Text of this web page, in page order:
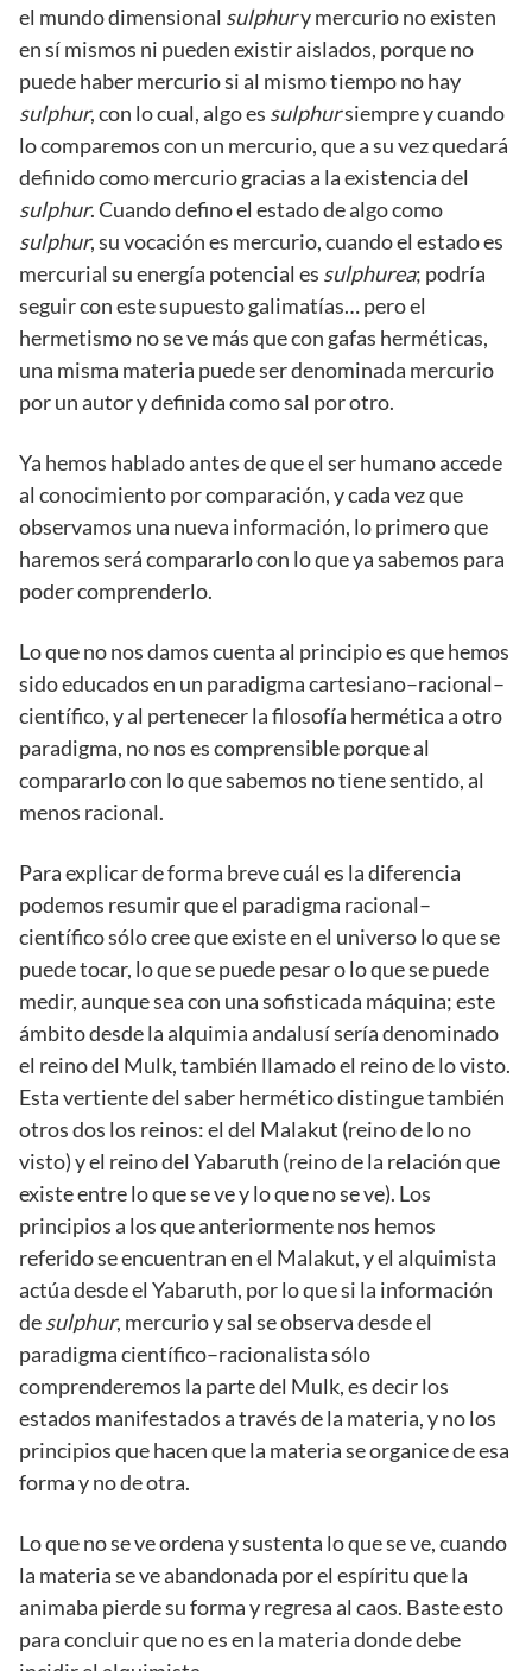
el mundo dimensional sulphury mercurio no existen
en sí mismos ni pueden existir aislados, porque no
puede haber mercurio si al mismo tiempo no hay
sulphur, con lo cual, algo es sulphursiempre y cuando
lo comparemos con un mercurio, que a su vez quedará
definido como mercurio gracias a la existencia del
sulphur. Cuando defino el estado de algo como
sulphur, su vocación es mercurio, cuando el estado es
mercurial su energía potencial es sulphurea; podría
seguir con este supuesto galimatías… pero el
hermetismo no se ve más que con gafas herméticas,
una misma materia puede ser denominada mercurio
por un autor y definida como sal por otro.
Ya hemos hablado antes de que el ser humano accede
al conocimiento por comparación, y cada vez que
observamos una nueva información, lo primero que
haremos será compararlo con lo que ya sabemos para
poder comprenderlo.
Lo que no nos damos cuenta al principio es que hemos
sido educados en un paradigma cartesiano–racional–
científico, y al pertenecer la filosofía hermética a otro
paradigma, no nos es comprensible porque al
compararlo con lo que sabemos no tiene sentido, al
menos racional.
Para explicar de forma breve cuál es la diferencia
podemos resumir que el paradigma racional–
científico sólo cree que existe en el universo lo que se
puede tocar, lo que se puede pesar o lo que se puede
medir, aunque sea con una sofisticada máquina; este
ámbito desde la alquimia andalusí sería denominado
el reino del Mulk, también llamado el reino de lo visto.
Esta vertiente del saber hermético distingue también
otros dos los reinos: el del Malakut (reino de lo no
visto) y el reino del Yabaruth (reino de la relación que
existe entre lo que se ve y lo que no se ve). Los
principios a los que anteriormente nos hemos
referido se encuentran en el Malakut, y el alquimista
actúa desde el Yabaruth, por lo que si la información
desulphur, mercurio y sal se observa desde el
paradigma científico–racionalista sólo
comprenderemos la parte del Mulk, es decir los
estados manifestados a través de la materia, y no los
principios que hacen que la materia se organice de esa
forma y no de otra.
Lo que no se ve ordena y sustenta lo que se ve, cuando
la materia se ve abandonada por el espíritu que la
animaba pierde su forma y regresa al caos. Baste esto
para concluir que no es en la materia donde debe